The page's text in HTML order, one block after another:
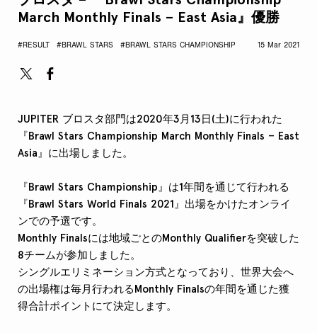
March Monthly Finals – East Asia』優勝
#RESULT #BRAWL STARS #BRAWL STARS CHAMPIONSHIP 15 Mar 2021
JUPITER ブロスタ部門は2020年3月13日(土)に行われた
『Brawl Stars Championship March Monthly Finals – East
Asia』に出場しました。
『Brawl Stars Championship』は1年間を通じて行われる
『Brawl Stars World Finals 2021』出場をかけたオンライ
ンでの予選です。
Monthly Finalsには地域ごとのMonthly Qualifierを突破した
8チームが参加しました。
シングルエリミネーション方式となっており、世界大会へ
の出場権は毎月行われるMonthly Finalsの年間を通じた獲
得合計ポイントにて決定します。